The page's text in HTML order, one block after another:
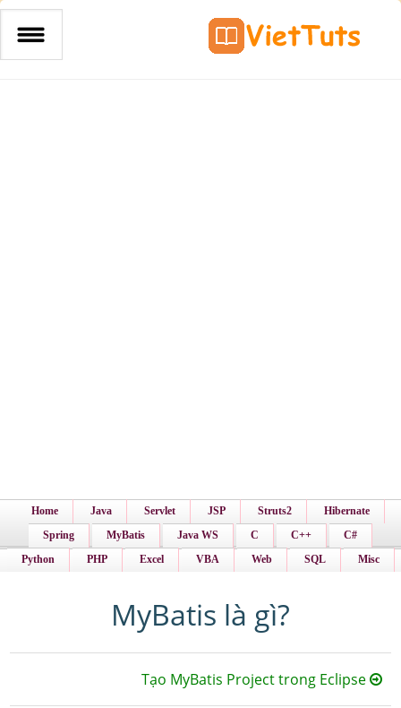
Home Java Servlet JSP Struts2
Hibernate
Spring
MyBatis Java WS C C++
C#
Python
PHP Excel VBA Web SQL Misc
MyBatis là gì?
Tạo MyBatis Project trong Eclipse